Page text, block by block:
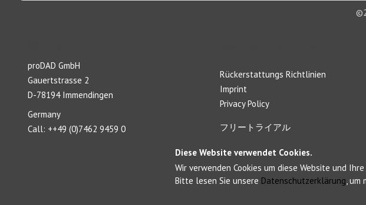
proDAD GmbH
Gauertstrasse 2
D-78194 Immendingen
Germany
Call: ++49 (0)7462 9459 0
Rückerstattungs Richtlinien
Imprint
Privacy Policy
フリートライアル
FAQ
お客様のコメント/フィードバック
Diese Website verwendet Cookies.
Wir verwenden Cookies um diese Website und
Bitte lesen Sie unsere Datenschutzerklärung ,